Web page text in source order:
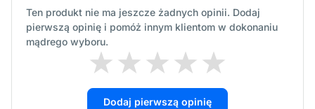
Ten produkt nie ma jeszcze żadnych opinii. Dodaj
pierwszą opinię i pomóż innym klientom w dokonaniu
mądrego wyboru.
Dodaj pierwszą opinię